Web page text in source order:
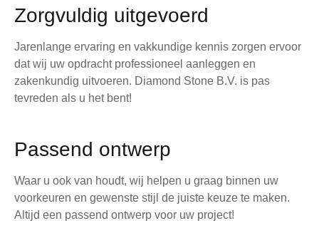
Zorgvuldig uitgevoerd
Jarenlange ervaring en vakkundige kennis zorgen ervoor
dat wij uw opdracht professioneel aanleggen en
zakenkundig uitvoeren. Diamond Stone B.V. is pas
tevreden als u het bent!
Passend ontwerp
Waar u ook van houdt, wij helpen u graag binnen uw
voorkeuren en gewenste stijl de juiste keuze te maken.
Altijd een passend ontwerp voor uw project!